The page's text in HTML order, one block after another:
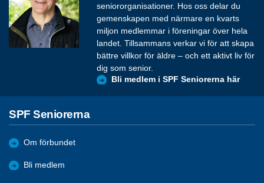
seniororganisationer. Hos oss delar du
gemenskapen med närmare en kvarts
miljon medlemmar i föreningar över hela
landet. Tillsammans verkar vi för att skapa
bättre villkor för äldre – och ett aktivt liv för
dig som senior.
Bli medlem i SPF Seniorerna här
SPF Seniorerna
Om förbundet
Bli medlem